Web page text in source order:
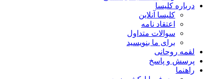
درباره کلیسا
کلیسا آنلاین
اعتقاد نامه
سوالات متداول
برای ما بنویسید
لقمه روحانی
پرسش و پاسخ
راهنما